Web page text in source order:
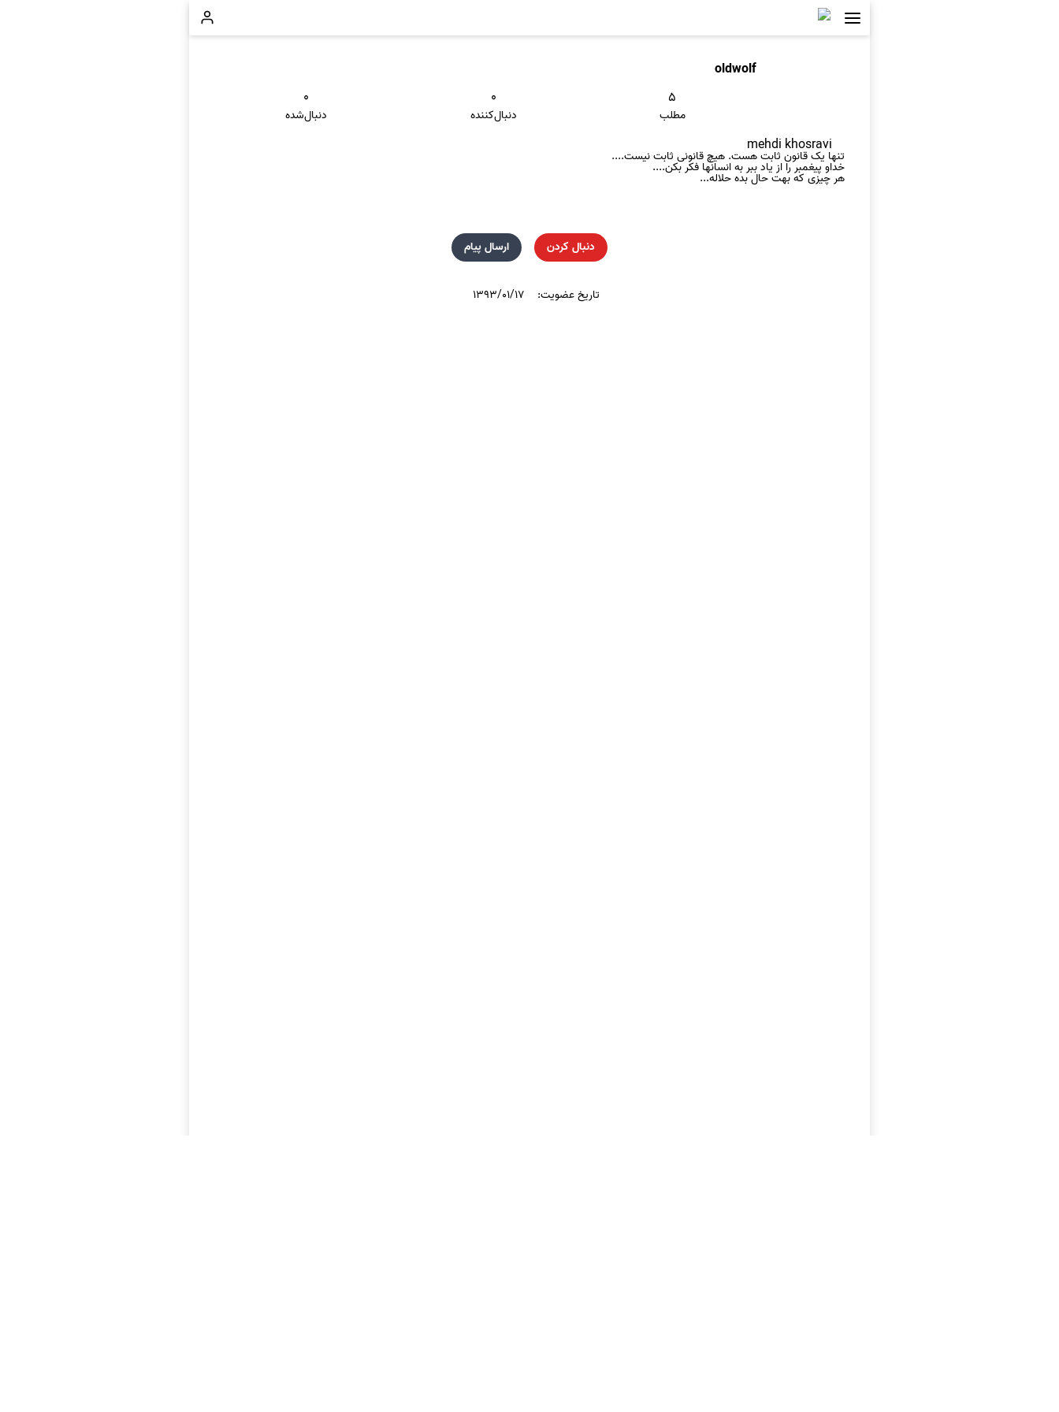
oldwolf
۵
مطلب
۰
دنبال‌کننده
۰
دنبال‌شده
mehdi khosravi
تنها یک قانون ثابت هست. هیچ قانونی ثابت نیست....
خداو پیغمبر را از یاد ببر به انسانها فکر بکن....
هر چیزی که بهت حال بده حلاله...
دنبال کردن ارسال پیام
تاریخ عضویت: ۱۳۹۳/۰۱/۱۷